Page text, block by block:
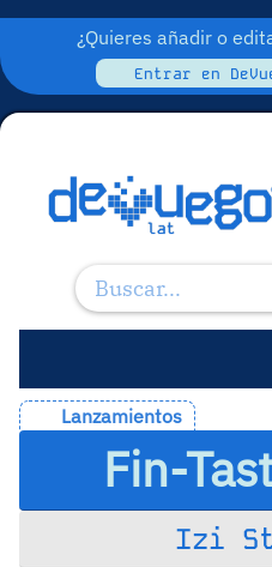
¿Quieres añadir o
Entrar en
Lanzamientos
Fin-
Izi